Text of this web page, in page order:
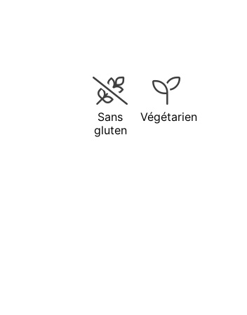
Sans
gluten
Végétarien